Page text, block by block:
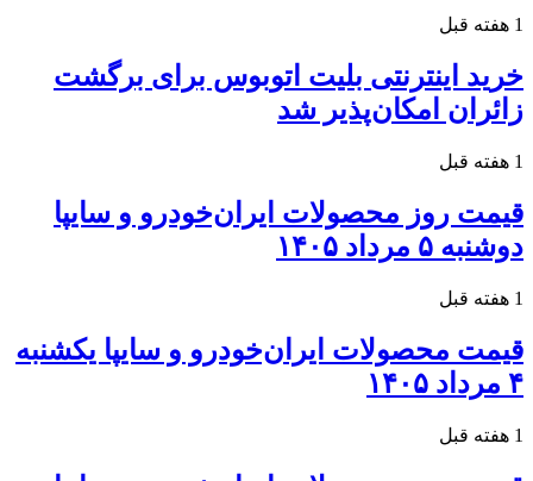
1 هفته قبل
خرید اینترنتی بلیت اتوبوس برای برگشت
زائران امکان‌پذیر شد
1 هفته قبل
قیمت روز محصولات ایران‌خودرو و سایپا
دوشنبه ۵ مرداد ۱۴۰۵
1 هفته قبل
قیمت محصولات ایران‌خودرو و سایپا یکشنبه
۴ مرداد ۱۴۰۵
1 هفته قبل